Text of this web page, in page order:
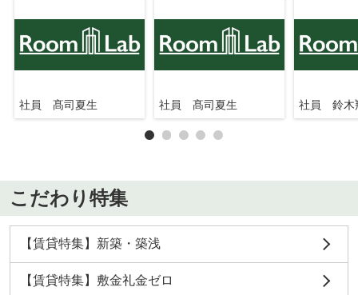
社員 髙司夏生 社員 髙司夏生 社員 鈴木
こだわり特集
【賃貸特集】新築・築浅
【賃貸特集】敷金礼金ゼロ